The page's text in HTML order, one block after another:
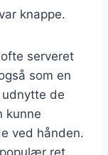
knappe.
serveret
som en
de
kunne
ved hånden.
ret,